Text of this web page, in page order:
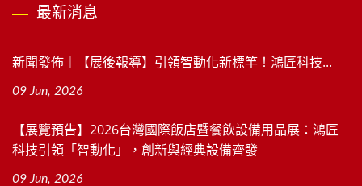
最新消息
新聞發佈｜【展後報導】引領智動化新標竿！鴻匠科技...
09 Jun, 2026
【展覽預告】2026台灣國際飯店暨餐飲設備用品展：鴻匠
科技引領「智動化」，創新與經典設備齊發
09 Jun, 2026